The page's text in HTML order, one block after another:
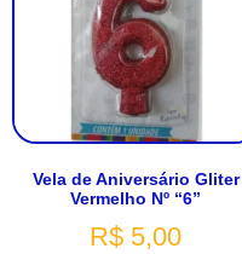
Vela de Aniversário Gliter
Vermelho Nº “6”
R$ 5,00